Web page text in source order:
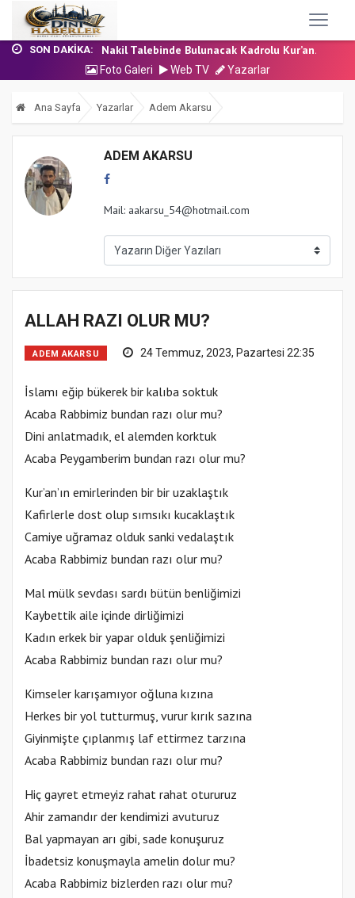
SON DAKIKA:
24 Temmuz 2026 - Cuma Hutbesi
7 Ağustos 2026 - Cuma Hutbesi
Nakil Talebinde Bulunacak Kadrolu Kur’an...
Aşçı Alımı (Kurum İçi) Sınavı (Sözlü) So...
24 Temmuz 2026 - Cuma Hutbesi
7 Ağustos 2026 - Cuma Hutbesi
Foto Galeri Web TV Yazarlar
Ana Sayfa Yazarlar Adem Akarsu
ADEM AKARSU
Mail: aakarsu_54@hotmail.com
ALLAH RAZI OLUR MU?
ADEM AKARSU 24 Temmuz, 2023, Pazartesi 22:35
İslamı eğip bükerek bir kalıba soktuk
Acaba Rabbimiz bundan razı olur mu?
Dini anlatmadık, el alemden korktuk
Acaba Peygamberim bundan razı olur mu?
Kur’an’ın emirlerinden bir bir uzaklaştık
Kafirlerle dost olup sımsıkı kucaklaştık
Camiye uğramaz olduk sanki vedalaştık
Acaba Rabbimiz bundan razı olur mu?
Mal mülk sevdası sardı bütün benliğimizi
Kaybettik aile içinde dirliğimizi
Kadın erkek bir yapar olduk şenliğimizi
Acaba Rabbimiz bundan razı olur mu?
Kimseler karışamıyor oğluna kızına
Herkes bir yol tutturmuş, vurur kırık sazına
Giyinmişte çıplanmış laf ettirmez tarzına
Acaba Rabbimiz bundan razı olur mu?
Hiç gayret etmeyiz rahat rahat otururuz
Ahir zamandır der kendimizi avuturuz
Bal yapmayan arı gibi, sade konuşuruz
İbadetsiz konuşmayla amelin dolur mu?
Acaba Rabbimiz bizlerden razı olur mu?